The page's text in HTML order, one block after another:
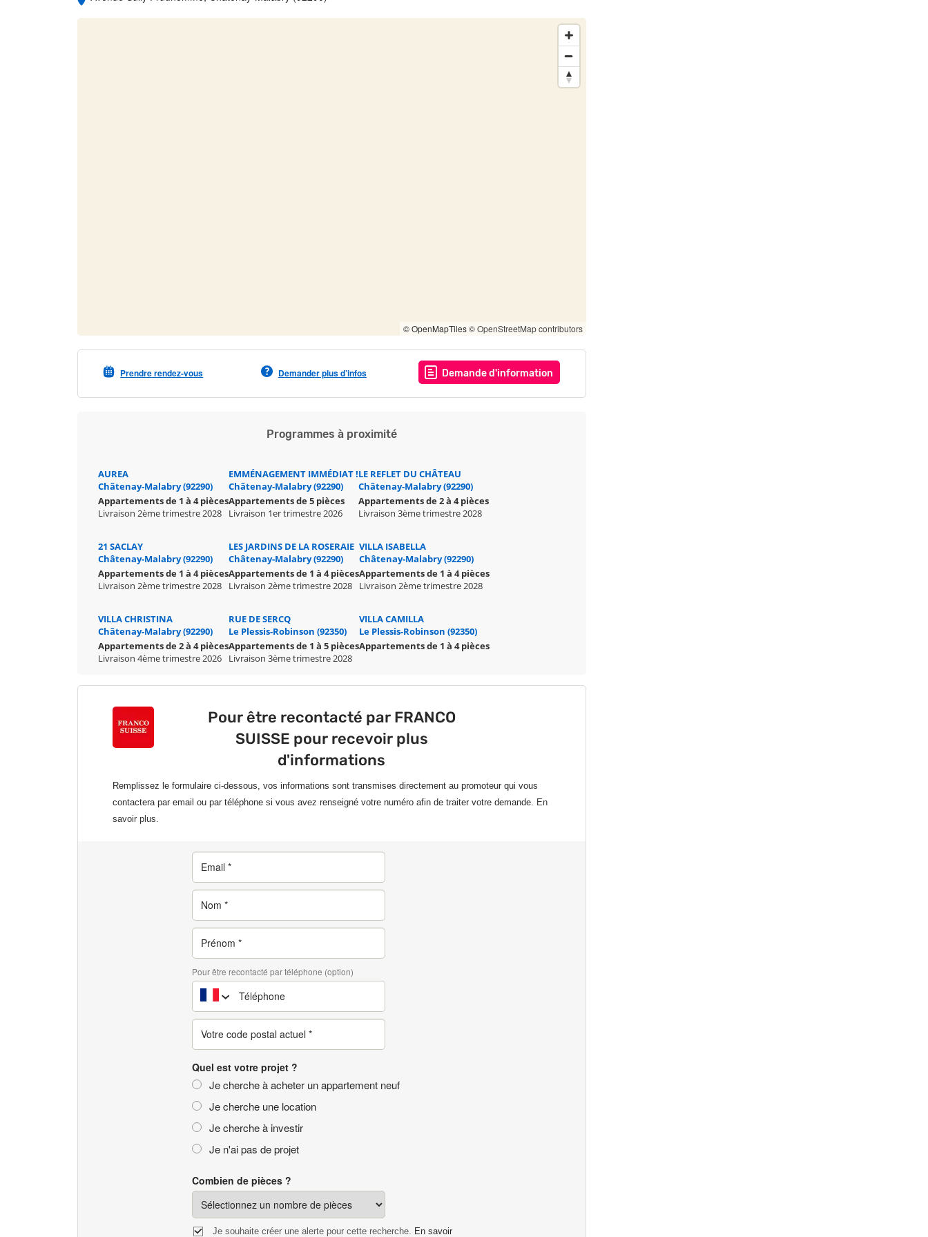
© OpenMapTiles© OpenStreetMap contributors
Prendre rendez-vous Demander plus d’infos Demande d'information
Programmes à proximité
AUREA
Châtenay-Malabry (92290)
Appartements de 1 à 4 pièces
Livraison 2ème trimestre 2028
EMMÉNAGEMENT IMMÉDIAT !
Châtenay-Malabry (92290)
Appartements de 5 pièces
Livraison 1er trimestre 2026
LE REFLET DU CHÂTEAU
Châtenay-Malabry (92290)
Appartements de 2 à 4 pièces
Livraison 3ème trimestre 2028
21 SACLAY
Châtenay-Malabry (92290)
Appartements de 1 à 4 pièces
Livraison 2ème trimestre 2028
LES JARDINS DE LA ROSERAIE
Châtenay-Malabry (92290)
Appartements de 1 à 4 pièces
Livraison 2ème trimestre 2028
VILLA ISABELLA
Châtenay-Malabry (92290)
Appartements de 1 à 4 pièces
Livraison 2ème trimestre 2028
VILLA CHRISTINA
Châtenay-Malabry (92290)
Appartements de 2 à 4 pièces
Livraison 4ème trimestre 2026
RUE DE SERCQ
Le Plessis-Robinson (92350)
Appartements de 1 à 5 pièces
Livraison 3ème trimestre 2028
VILLA CAMILLA
Le Plessis-Robinson (92350)
Appartements de 1 à 4 pièces
Pour être recontacté par FRANCO
SUISSE pour recevoir plus
d'informations
Remplissez le formulaire ci-dessous, vos informations sont transmises directement au promoteur qui vous
contactera par email ou par téléphone si vous avez renseigné votre numéro afin de traiter votre demande. En
savoir plus.
Pour être recontacté par téléphone (option)
Quel est votre projet ?
Je cherche à acheter un appartement neuf
Je cherche une location
Je cherche à investir
Je n'ai pas de projet
Combien de pièces ?
Je souhaite créer une alerte pour cette recherche. En savoir